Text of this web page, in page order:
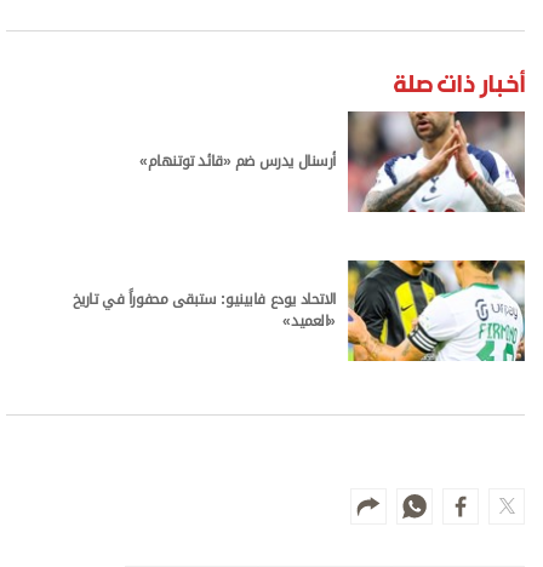
أخبار ذات صلة
أرسنال يدرس ضم «قائد توتنهام»
الاتحاد يودع فابينيو: ستبقى محفوراً في تاريخ
«العميد»